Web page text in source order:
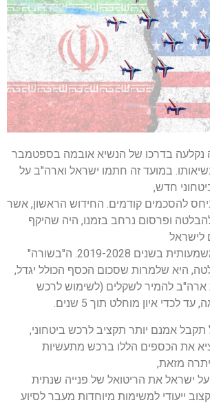
נקלעה בדרכו של הנשיא אובמה בספטמבר
נשיאותו. במועד זה חתמו ישראל וארה"ב על
חדש,
להסכמים קודמים. החידוש הראשון, אשר
ופרסום נרחב בזמנו, היה שהיקף
לישראל
בשנים 2019-2028.
ה"בשורה"
היא שלמרות שסכום הכסף הכולל יגדל,
ארה"ב להמיר לשקלים (לשימוש לרכש
לכדי איון מוחלט תוך 5 שנים.
תקבל אמנם יותר תקציב לרכש ביטחוני,
את הכספים הללו ברכש מתעשיות
מזאת,
ישראל את הריטואל של פנייה שנתית
ייעודי למשימות מיוחדות מעבר לסיוע